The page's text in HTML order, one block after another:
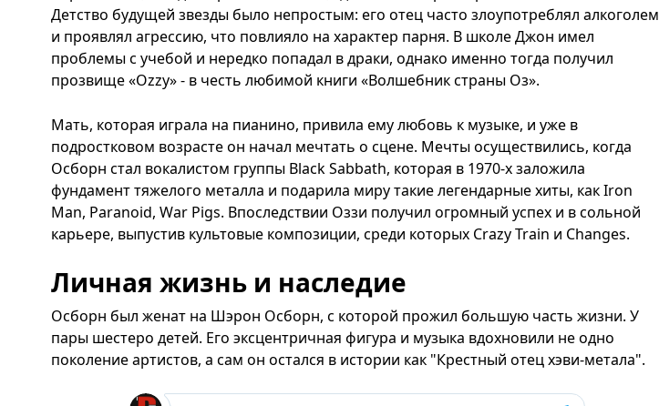
Детство будущей звезды было непростым: его отец часто злоупотреблял алкоголем
и проявлял агрессию, что повлияло на характер парня. В школе Джон имел
проблемы с учебой и нередко попадал в драки, однако именно тогда получил
прозвище «Ozzy» - в честь любимой книги «Волшебник страны Оз».
Мать, которая играла на пианино, привила ему любовь к музыке, и уже в
подростковом возрасте он начал мечтать о сцене. Мечты осуществились, когда
Осборн стал вокалистом группы Black Sabbath, которая в 1970-х заложила
фундамент тяжелого металла и подарила миру такие легендарные хиты, как Iron
Man, Paranoid, War Pigs. Впоследствии Оззи получил огромный успех и в сольной
карьере, выпустив культовые композиции, среди которых Crazy Train и Changes.
Личная жизнь и наследие
Осборн был женат на Шэрон Осборн, с которой прожил большую часть жизни. У
пары шестеро детей. Его эксцентричная фигура и музыка вдохновили не одно
поколение артистов, а сам он остался в истории как "Крестный отец хэви-метала".